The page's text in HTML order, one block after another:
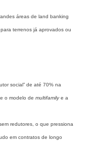
áreas de land banking
terrenos já aprovados ou
social” de até 70% na
o modelo de multifamilye a
redutores, o que pressiona
em contratos de longo